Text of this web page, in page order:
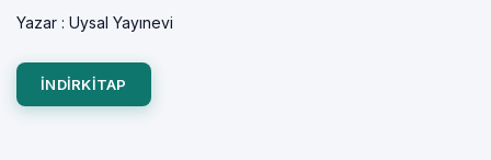
Yazar : Uysal Yayınevi
INDIRKITAP